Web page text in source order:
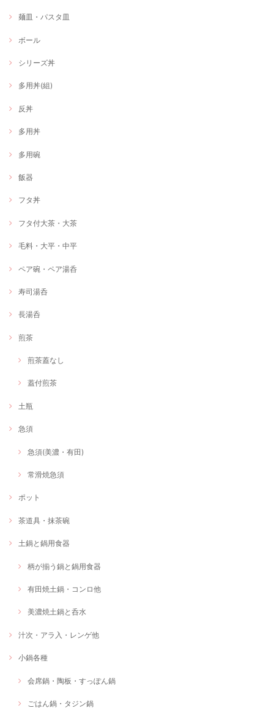
麺皿・パスタ皿
ボール
シリーズ丼
多用丼(組)
反丼
多用丼
多用碗
飯器
フタ丼
フタ付大茶・大茶
毛料・大平・中平
ペア碗・ペア湯呑
寿司湯呑
長湯呑
煎茶
煎茶蓋なし
蓋付煎茶
土瓶
急須
急須(美濃・有田)
常滑焼急須
ポット
茶道具・抹茶碗
土鍋と鍋用食器
柄が揃う鍋と鍋用食器
有田焼土鍋・コンロ他
美濃焼土鍋と呑水
汁次・アラ入・レンゲ他
小鍋各種
会席鍋・陶板・すっぽん鍋
ごはん鍋・タジン鍋